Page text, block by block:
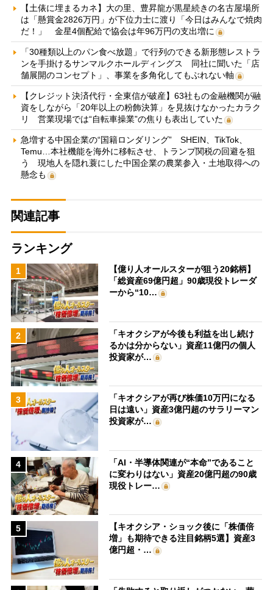
【土俵に埋まるカネ】大の里、豊昇龍が黒星続きの名古屋場所
は「懸賞金2826万円」が下位力士に渡り「今日はみんなで焼肉
だ！」 金星4個配給で協会は年96万円の支出増に
「30種類以上のパン食べ放題」で行列のできる新形態レストラ
ンを手掛けるサンマルクホールディングス 同社に聞いた「店
舗展開のコンセプト」、事業を多角化してもぶれない軸
【クレジット決済代行・全東信が破産】63社もの金融機関が融
資をしながら「20年以上の粉飾決算」を見抜けなかったカラク
リ 営業現場では“自転車操業”の焦りも表出していた
急増する中国企業の“国籍ロンダリング” SHEIN、TikTok、
Temu…本社機能を海外に移転させ、トランプ関税の回避を狙
う 現地人を隠れ蓑にした中国企業の農業参入・土地取得への
懸念も
関連記事
ランキング
1
【億り人オールスターが狙う20銘柄】
「総資産69億円超」90歳現役トレーダ
ーから“10…
2
「キオクシアが今後も利益を出し続け
るかは分からない」資産11億円の個人
投資家が…
3
「キオクシアが再び株価10万円になる
日は遠い」資産3億円超のサラリーマン
投資家が…
4
「AI・半導体関連が“本命”であること
に変わりはない」資産20億円超の90歳
現役トレー…
5
【キオクシア・ショック後に「株価倍
増」も期待できる注目銘柄5選】資産3
億円超・…